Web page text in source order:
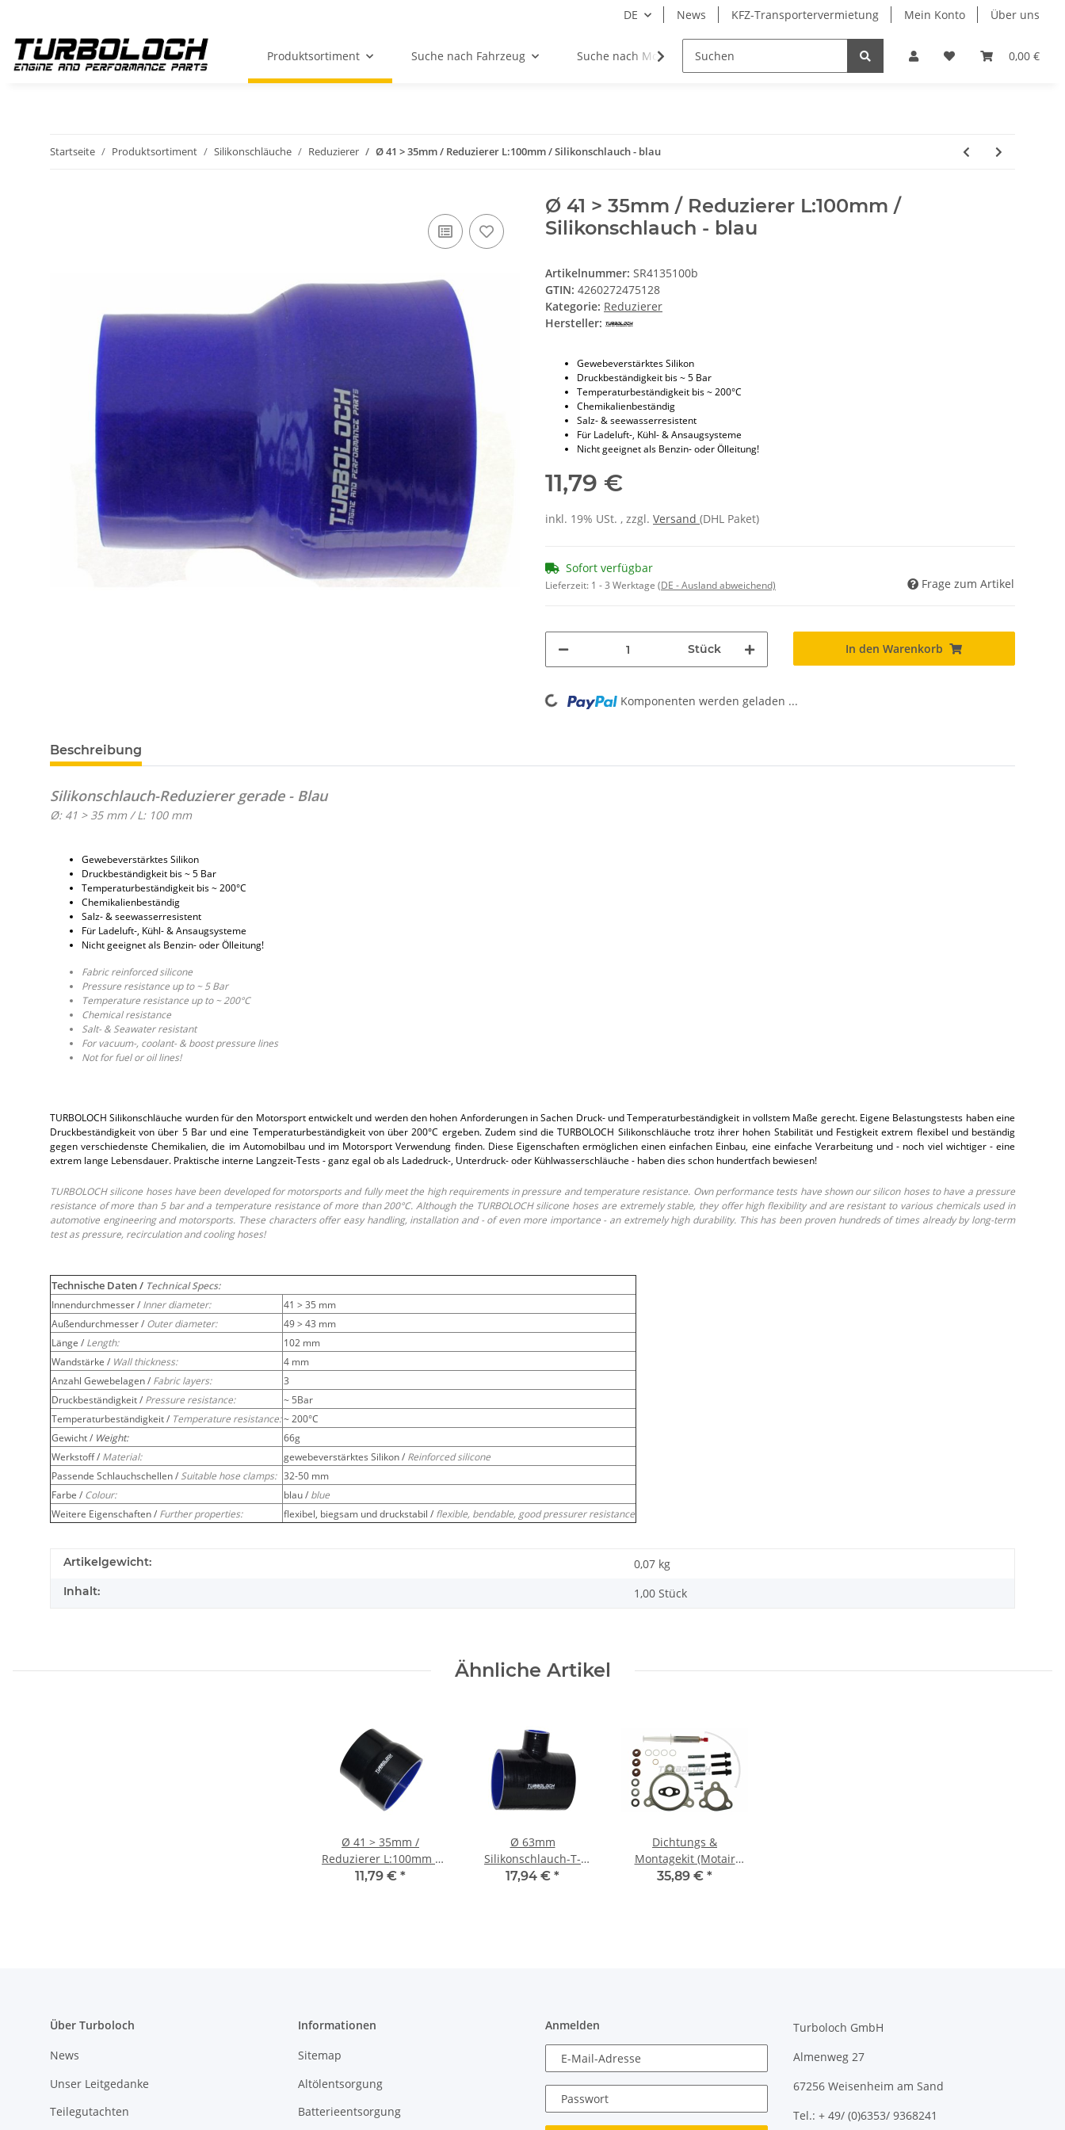
DE News KFZ-Transportervermietung Mein Konto Über uns
0,00 €
Produktsortiment Suche nach Fahrzeug Suche nach Motor Sonderangebote Merchandising
Startseite Produktsortiment Silikonschläuche Reduzierer Ø 41 > 35mm / Reduzierer L:100mm / Silikonschlauch - blau
Ø 41 > 35mm / Reduzierer L:100mm /
Silikonschlauch - blau
Artikelnummer: SR4135100b
GTIN: 4260272475128
Kategorie: Reduzierer
Hersteller:
Gewebeverstärktes Silikon
Druckbeständigkeit bis ~ 5 Bar
Temperaturbeständigkeit bis ~ 200°C
Chemikalienbeständig
Salz- & seewasserresistent
Für Ladeluft-, Kühl- & Ansaugsysteme
Nicht geeignet als Benzin- oder Ölleitung!
11,79 €
inkl. 19% USt. , zzgl. Versand (DHL Paket)
Sofort verfügbar
Lieferzeit: 1 - 3 Werktage (DE - Ausland abweichend) Frage zum Artikel
Stück In den Warenkorb
Loading... Komponenten werden geladen ...
Beschreibung
Silikonschlauch-Reduzierer gerade - Blau
Ø: 41 > 35 mm / L: 100 mm
Gewebeverstärktes Silikon
Druckbeständigkeit bis ~ 5 Bar
Temperaturbeständigkeit bis ~ 200°C
Chemikalienbeständig
Salz- & seewasserresistent
Für Ladeluft-, Kühl- & Ansaugsysteme
Nicht geeignet als Benzin- oder Ölleitung!
Fabric reinforced silicone
Pressure resistance up to ~ 5 Bar
Temperature resistance up to ~ 200°C
Chemical resistance
Salt- & Seawater resistant
For vacuum-, coolant- & boost pressure lines
Not for fuel or oil lines!
TURBOLOCH Silikonschläuche wurden für den Motorsport entwickelt und werden den hohen Anforderungen in Sachen Druck- und Temperaturbeständigkeit in vollstem Maße gerecht. Eigene Belastungstests haben eine
Druckbeständigkeit von über 5 Bar und eine Temperaturbeständigkeit von über 200°C ergeben. Zudem sind die TURBOLOCH Silikonschläuche trotz ihrer hohen Stabilität und Festigkeit extrem flexibel und beständig
gegen verschiedenste Chemikalien, die im Automobilbau und im Motorsport Verwendung finden. Diese Eigenschaften ermöglichen einen einfachen Einbau, eine einfache Verarbeitung und - noch viel wichtiger - eine
extrem lange Lebensdauer. Praktische interne Langzeit-Tests - ganz egal ob als Ladedruck-, Unterdruck- oder Kühlwasserschläuche - haben dies schon hundertfach bewiesen!
TURBOLOCH silicone hoses have been developed for motorsports and fully meet the high requirements in pressure and temperature resistance. Own performance tests have shown our silicon hoses to have a pressure
resistance of more than 5 bar and a temperature resistance of more than 200°C. Although the TURBOLOCH silicone hoses are extremely stable, they offer high flexibility and are resistant to various chemicals used in
automotive engineering and motorsports. These characters offer easy handling, installation and - of even more importance - an extremely high durability. This has been proven hundreds of times already by long-term
test as pressure, recirculation and cooling hoses!
Technische Daten / Technical Specs:
Innendurchmesser / Inner diameter:
41 > 35 mm
Außendurchmesser / Outer diameter:
49 > 43 mm
Länge / Length:
102 mm
Wandstärke / Wall thickness:
4 mm
Anzahl Gewebelagen / Fabric layers:
3
Druckbeständigkeit / Pressure resistance:
~ 5Bar
Temperaturbeständigkeit / Temperature resistance:~ 200°C
Gewicht / Weight:
66g
Werkstoff / Material: gewebeverstärktes Silikon / Reinforced silicone
Passende Schlauchschellen / Suitable hose clamps: 32-50 mm
Farbe / Colour: blau / blue
Weitere Eigenschaften / Further properties: flexibel, biegsam und druckstabil / flexible, bendable, good pressurer resistance
Artikelgewicht: 0,07 kg
Inhalt: 1,00 Stück
Ähnliche Artikel
Ø 41 > 35mm /
Reduzierer L:100mm /
Silikonschlauch -
11,79 € *
Ø 63mm
Silikonschlauch-T-
Verbinder mit 25mm
17,94 € *
Dichtungs &
Montagekit (Motair
440077) Turbolader -
35,89 € *
Über Turboloch
News
Unser Leitgedanke
Teilegutachten
Informationen
Sitemap
Altölentsorgung
Batterieentsorgung
Anmelden
E-Mail-Adresse
Passwort
Turboloch GmbH
Almenweg 27
67256 Weisenheim am Sand
Tel.: + 49/ (0)6353/ 9368241